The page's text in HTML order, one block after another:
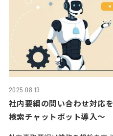
2025.08.13
社内要綱の問い合わせ対応
検索チャットボット導入～